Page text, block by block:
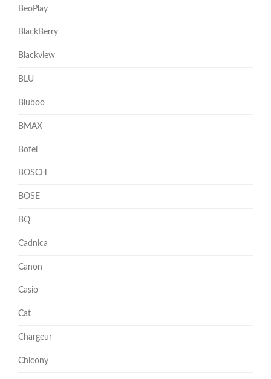
BeoPlay
BlackBerry
Blackview
BLU
Bluboo
BMAX
Bofei
BOSCH
BOSE
BQ
Cadnica
Canon
Casio
Cat
Chargeur
Chicony